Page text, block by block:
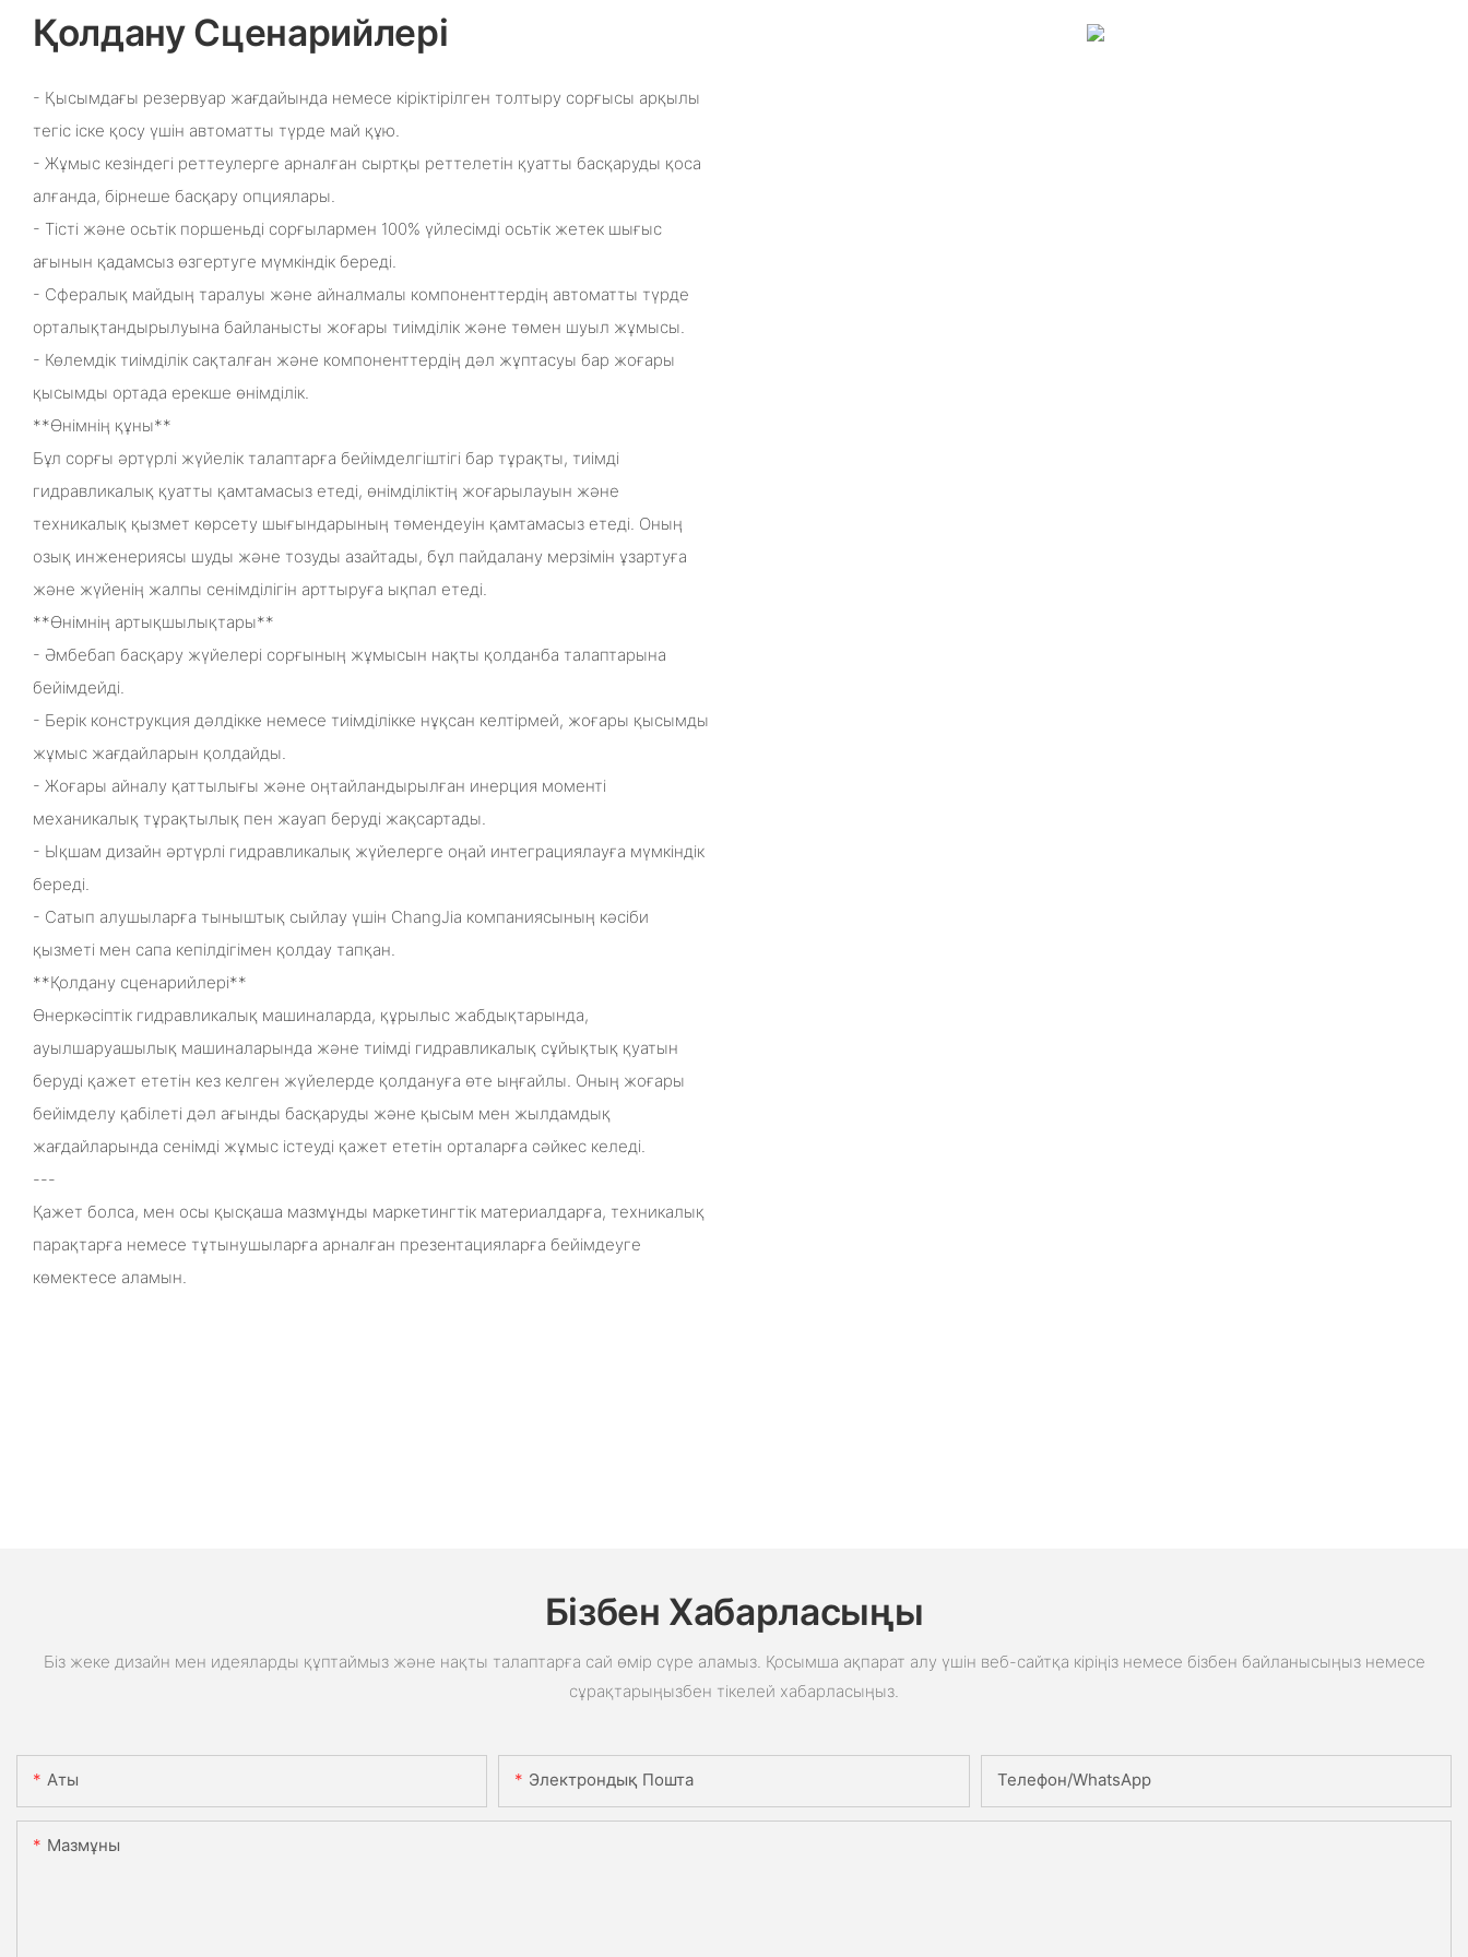
Қолдану Сценарийлері
- Қысымдағы резервуар жағдайында немесе кіріктірілген толтыру сорғысы арқылы
тегіс іске қосу үшін автоматты түрде май құю.
- Жұмыс кезіндегі реттеулерге арналған сыртқы реттелетін қуатты басқаруды қоса
алғанда, бірнеше басқару опциялары.
- Тісті және осьтік поршеньді сорғылармен 100% үйлесімді осьтік жетек шығыс
ағынын қадамсыз өзгертуге мүмкіндік береді.
- Сфералық майдың таралуы және айналмалы компоненттердің автоматты түрде
орталықтандырылуына байланысты жоғары тиімділік және төмен шуыл жұмысы.
- Көлемдік тиімділік сақталған және компоненттердің дәл жұптасуы бар жоғары
қысымды ортада ерекше өнімділік.
**Өнімнің құны**
Бұл сорғы әртүрлі жүйелік талаптарға бейімделгіштігі бар тұрақты, тиімді
гидравликалық қуатты қамтамасыз етеді, өнімділіктің жоғарылауын және
техникалық қызмет көрсету шығындарының төмендеуін қамтамасыз етеді. Оның
озық инженериясы шуды және тозуды азайтады, бұл пайдалану мерзімін ұзартуға
және жүйенің жалпы сенімділігін арттыруға ықпал етеді.
**Өнімнің артықшылықтары**
- Әмбебап басқару жүйелері сорғының жұмысын нақты қолданба талаптарына
бейімдейді.
- Берік конструкция дәлдікке немесе тиімділікке нұқсан келтірмей, жоғары қысымды
жұмыс жағдайларын қолдайды.
- Жоғары айналу қаттылығы және оңтайландырылған инерция моменті
механикалық тұрақтылық пен жауап беруді жақсартады.
- Ықшам дизайн әртүрлі гидравликалық жүйелерге оңай интеграциялауға мүмкіндік
береді.
- Сатып алушыларға тыныштық сыйлау үшін ChangJia компаниясының кәсіби
қызметі мен сапа кепілдігімен қолдау тапқан.
**Қолдану сценарийлері**
Өнеркәсіптік гидравликалық машиналарда, құрылыс жабдықтарында,
ауылшаруашылық машиналарында және тиімді гидравликалық сұйықтық қуатын
беруді қажет ететін кез келген жүйелерде қолдануға өте ыңғайлы. Оның жоғары
бейімделу қабілеті дәл ағынды басқаруды және қысым мен жылдамдық
жағдайларында сенімді жұмыс істеуді қажет ететін орталарға сәйкес келеді.
---
Қажет болса, мен осы қысқаша мазмұнды маркетингтік материалдарға, техникалық
парақтарға немесе тұтынушыларға арналған презентацияларға бейімдеуге
көмектесе аламын.
Бізбен Хабарласыңы
Біз жеке дизайн мен идеяларды құптаймыз және нақты талаптарға сай өмір сүре аламыз. Қосымша ақпарат алу үшін веб-сайтқа кіріңіз немесе бізбен байланысыңыз немесе
сұрақтарыңызбен тікелей хабарласыңыз.
Аты Электрондық Пошта Телефон/whatsApp
Мазмұны